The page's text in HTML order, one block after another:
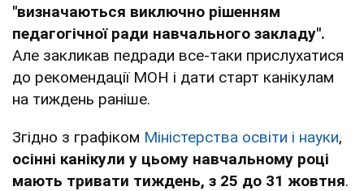
"визначаються виключно рішенням
педагогічної ради навчального закладу".
Але закликав педради все-таки прислухатися
до рекомендації МОН і дати старт канікулам
на тиждень раніше.
Згідно з графіком Міністерства освіти і науки,
осінні канікули у цьому навчальному році
мають тривати тиждень, з 25 до 31 жовтня.